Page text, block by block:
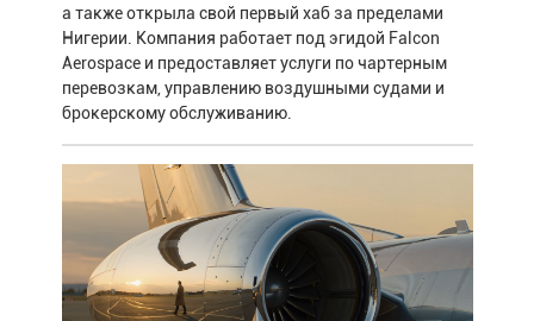
а также открыла свой первый хаб за пределами
Нигерии. Компания работает под эгидой Falcon
Aerospace и предоставляет услуги по чартерным
перевозкам, управлению воздушными судами и
брокерскому обслуживанию.